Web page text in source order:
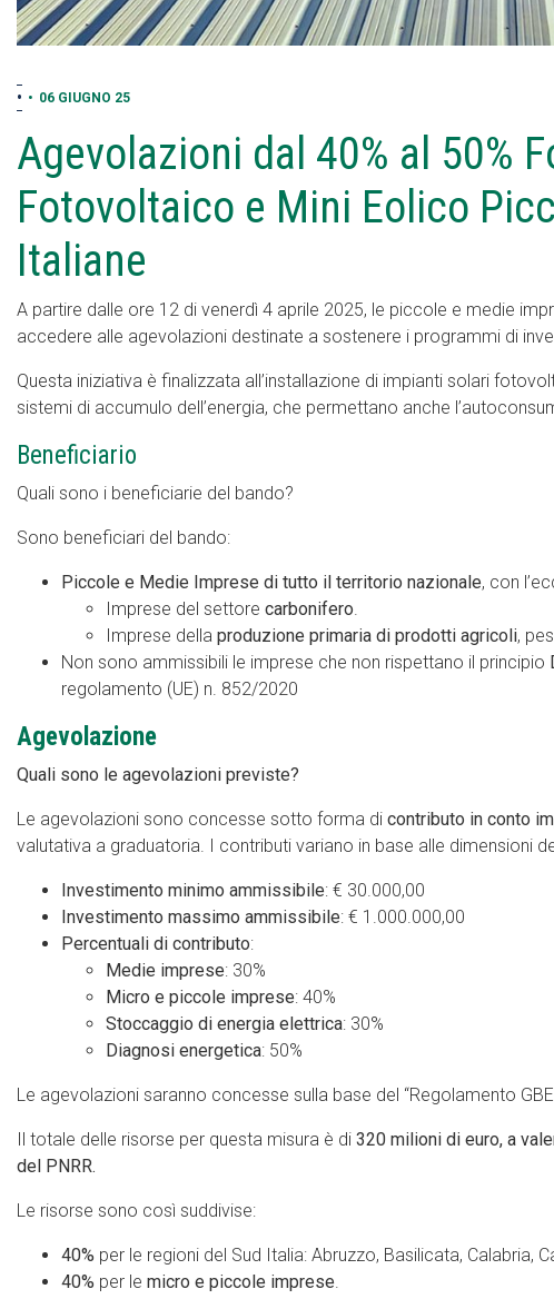
• • 06 GIUGNO 25
Agevolazioni dal 40% al 50%
Fotovoltaico e Mini Eolico
Italiane
A partire dalle ore 12 di venerdì 4 aprile 2025, le piccole e medie
accedere alle agevolazioni destinate a sostenere i programmi di
Questa iniziativa è finalizzata all’installazione di impianti solari
sistemi di accumulo dell’energia, che permettano anche
Beneficiario
Quali sono i beneficiarie del bando?
Sono beneficiari del bando:
Piccole e Medie Imprese di tutto il territorio nazionale, con
Imprese del settore carbonifero.
Imprese della produzione primaria di prodotti agricoli,
Non sono ammissibili le imprese che non rispettano il principio
regolamento (UE) n. 852/2020
Agevolazione
Quali sono le agevolazioni previste?
Le agevolazioni sono concesse sotto forma di contributo in conto
valutativa a graduatoria. I contributi variano in base alle dimensioni
Investimento minimo ammissibile: € 30.000,00
Investimento massimo ammissibile: € 1.000.000,00
Percentuali di contributo:
Medie imprese: 30%
Micro e piccole imprese: 40%
Stoccaggio di energia elettrica: 30%
Diagnosi energetica: 50%
Le agevolazioni saranno concesse sulla base del “Regolamento
Il totale delle risorse per questa misura è di 320 milioni di euro, a
del PNRR.
Le risorse sono così suddivise:
40% per le regioni del Sud Italia: Abruzzo, Basilicata, Calabria,
40% per le micro e piccole imprese.